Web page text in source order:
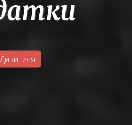
Дивитися